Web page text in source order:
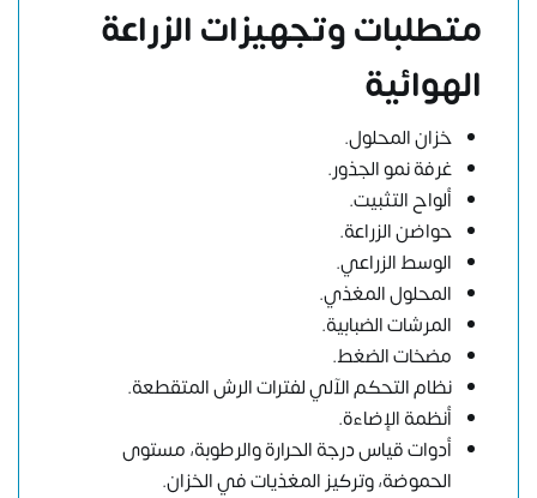
متطلبات وتجهيزات الزراعة
الهوائية
خزان المحلول.
غرفة نمو الجذور.
ألواح التثبيت.
حواضن الزراعة.
الوسط الزراعي.
المحلول المغذي.
المرشات الضبابية.
مضخات الضغط.
نظام التحكم الآلي لفترات الرش المتقطعة.
أنظمة الإضاءة.
أدوات قياس درجة الحرارة والرطوبة، مستوى
الحموضة، وتركيز المغذيات في الخزان.